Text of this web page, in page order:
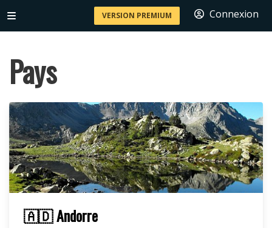
VERSION PREMIUM Connexion
Pays
🇦🇩 Andorre